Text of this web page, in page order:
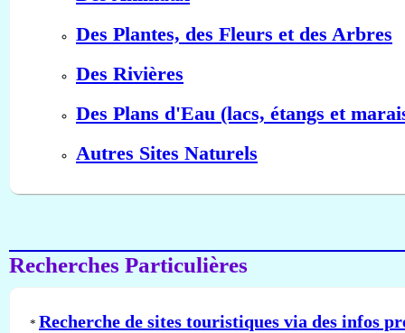
Des Plantes, des Fleurs et des Arbres
Des Rivières
Des Plans d'Eau (lacs, étangs et
Autres Sites Naturels
Recherches Particulières
* Recherche de sites touristiques via des infos